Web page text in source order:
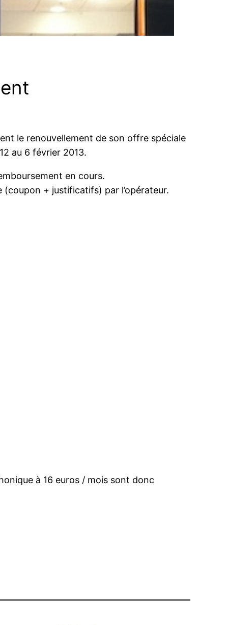
le renouvellement de son offre spéciale
au 6 février 2013.
en cours.
+ justificatifs) par l’opérateur.
à 16 euros / mois sont donc